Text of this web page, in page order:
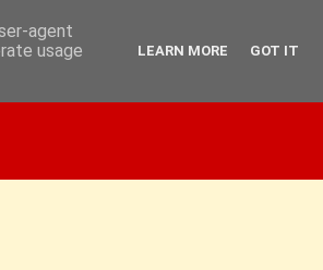
agent
usage
LEARN MORE GOT IT